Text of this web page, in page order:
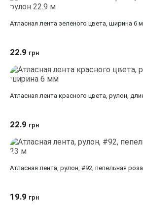
Атласная лента зеленого цвета, ширина 6
22.9 грн
Атласная лента красного цвета, рулон,
22.9 грн
Атласная лента, рулон, #92, пепельная
19.9 грн